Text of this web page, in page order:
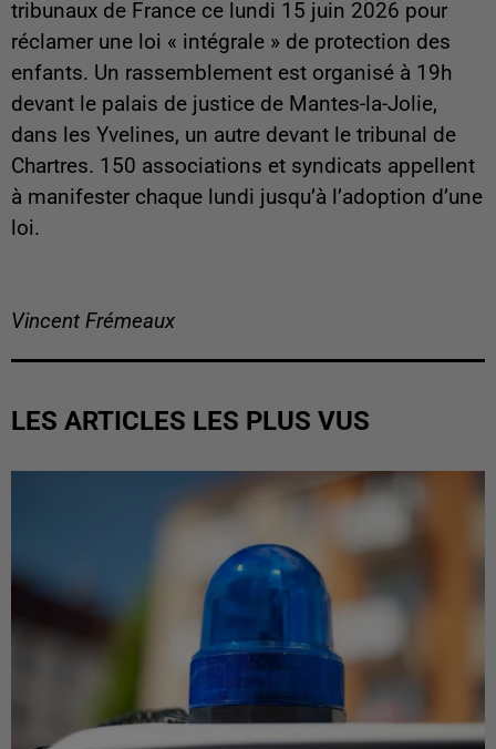
tribunaux de France ce lundi 15 juin 2026 pour
réclamer une loi « intégrale » de protection des
enfants. Un rassemblement est organisé à 19h
devant le palais de justice de Mantes-la-Jolie,
dans les Yvelines, un autre devant le tribunal de
Chartres. 150 associations et syndicats appellent
à manifester chaque lundi jusqu’à l’adoption d’une
loi.
Vincent Frémeaux
LES ARTICLES LES PLUS VUS